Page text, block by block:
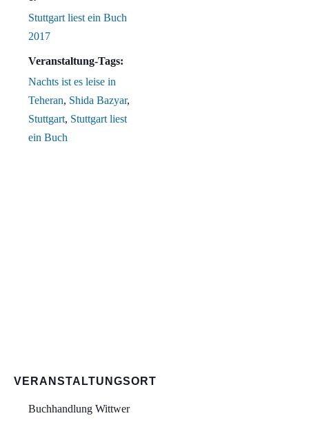
Stuttgart liest ein Buch
2017
Veranstaltung-Tags:
Nachts ist es leise in
Teheran, Shida Bazyar,
Stuttgart, Stuttgart liest
ein Buch
VERANSTALTUNGSORT
Buchhandlung Wittwer